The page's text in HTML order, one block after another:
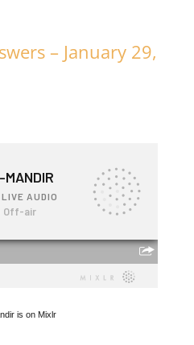
– January 29,
is on Mixlr